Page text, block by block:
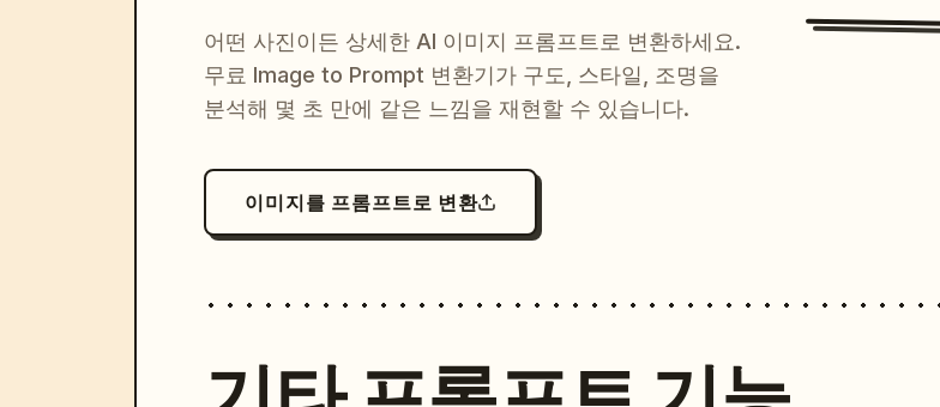
어떤 사진이든 상세한 AI 이미지 프롬프트로 변환하세요.
무료 Image to Prompt 변환기가 구도, 스타일, 조명을
분석해 몇 초 만에 같은 느낌을 재현할 수 있습니다.
이미지를 프롬프트로 변환